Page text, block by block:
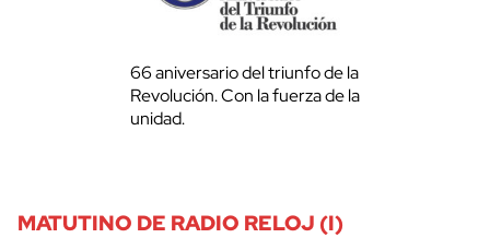
66 aniversario del triunfo de la
Revolución. Con la fuerza de la
unidad.
MATUTINO DE RADIO RELOJ (I)